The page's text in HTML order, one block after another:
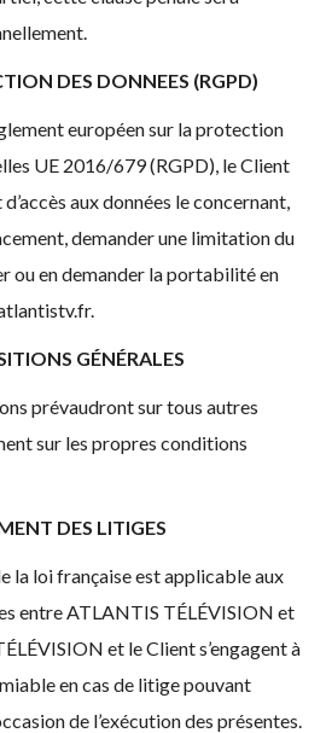
DES DONNEES (RGPD)
européen sur la protection
UE 2016/679 (RGPD), le Client
aux données le concernant,
demander une limitation du
ou en demander la portabilité en
GÉNÉRALES
prévaudront sur tous autres
sur les propres conditions
DES LITIGES
la loi française est applicable aux
entre ATLANTIS TÉLÉVISION et
et le Client s’engagent à
en cas de litige pouvant
de l’exécution des présentes.